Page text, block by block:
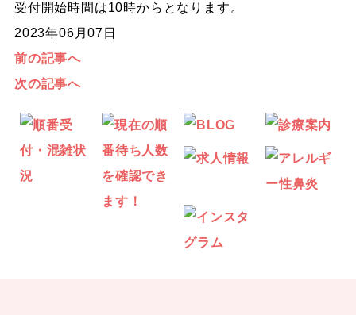
受付開始時間は10時からとなります。
2023年06月07日
前の記事へ
次の記事へ